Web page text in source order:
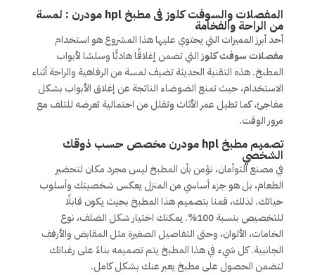
المفصلات والسوفت كلوز فى مطبخ hpl مودرن : لمسة
من الراحة والفخامة
أحد أبرز المميزات التي يحتوي عليها هذا المشروع هو استخدام
مفصلات سوفت كلوزالتي تضمن إغلاقًا هادئًا وسلسًا لأبواب
المطبخ. هذه التقنية الحديثة تضيف لمسة من الرفاهية والراحة أثناء
الاستخدام، حيث تمنع الضوضاء الناتجة عن إغلاق الأبواب بشكل
مفاجئ، كما تطيل عمر الأثاث وتقلل من احتمالية تعرضه للتلف مع
مرور الوقت.
تصميم مطبخ hpl مودرن مخصص حسب ذوقك
الشخصي
في مصنع التوأمان، نؤمن بأن المطبخ ليس مجرد مكان لتحضير
الطعام، بل هو جزء أساسي من المنزل يعكس شخصيتك وأسلوب
حياتك. لذلك، قمنا بتصميم هذا المطبخ بحيث يكون قابلًا
للتخصيص بنسبة 100%. يمكنك اختيار شكل الضلف، نوع
الخامات، الألوان، وحتى التفاصيل الصغيرة مثل المقابض والأرفف
الجانبية. كل شيء في هذا المطبخ يتم تصميمه بناءً على رغباتك
لتضمن الحصول على مطبخ يعبر عنك بشكل كامل.